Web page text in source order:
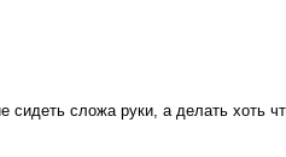
сложа руки, а делать хоть